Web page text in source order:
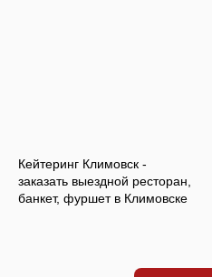
Кейтеринг Климовск -
заказать выездной ресторан,
банкет, фуршет в Климовске